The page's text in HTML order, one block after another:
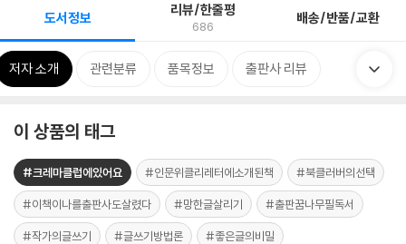
도서정보 리뷰/한줄평
686 배송/반품/교환
저자 소개 관련분류 품목정보 출판사 리뷰
이 상품의 태그
#크레마클럽에있어요 #인문위클리레터에소개된책 #북클러버의선택
#이책이나를출판사도살렸다 #망한글살리기 #출판꿈나무필독서
#작가의글쓰기 #글쓰기방법론 #좋은글의비밀